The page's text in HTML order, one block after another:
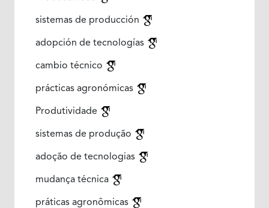
sistemas de producción
adopción de tecnologías
cambio técnico
prácticas agronómicas
Produtividade
sistemas de produção
adoção de tecnologias
mudança técnica
práticas agronômicas